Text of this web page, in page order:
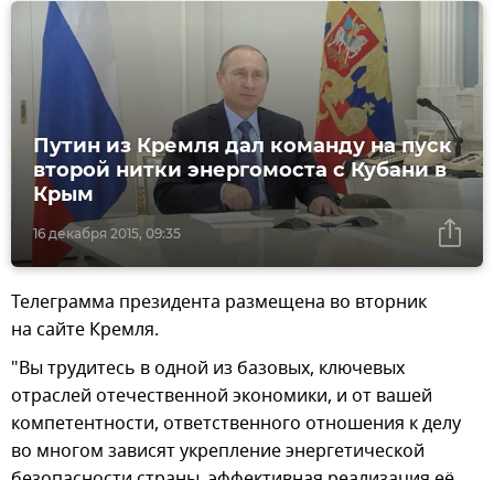
16 декабря 2015, 09:35
Путин из Кремля дал команду на пуск
второй нитки энергомоста с Кубани в
Крым
Телеграмма президента размещена во вторник
на сайте Кремля.
"Вы трудитесь в одной из базовых, ключевых
отраслей отечественной экономики, и от вашей
компетентности, ответственного отношения к делу
во многом зависят укрепление энергетической